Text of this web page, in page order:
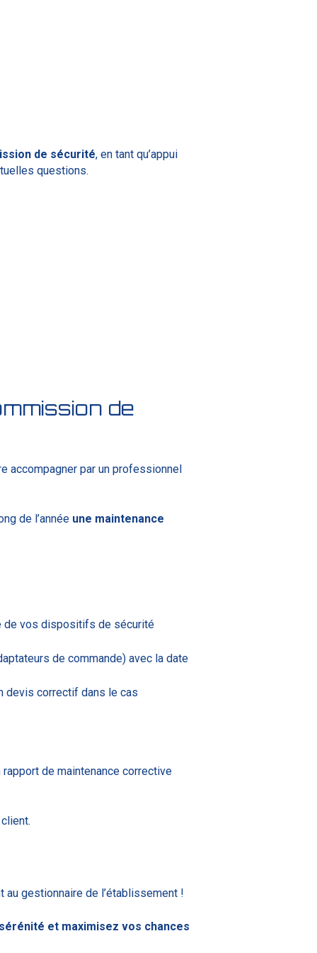
de sécurité, en tant qu’appui
questions.
de
accompagner par un professionnel
de l’année une maintenance
de vos dispositifs de sécurité
de commande) avec la date
devis correctif dans le cas
de maintenance corrective
gestionnaire de l’établissement !
et maximisez vos chances